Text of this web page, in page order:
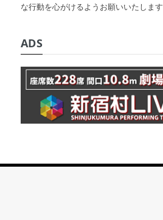
な行動を心がけるようお願いいたします
ADS